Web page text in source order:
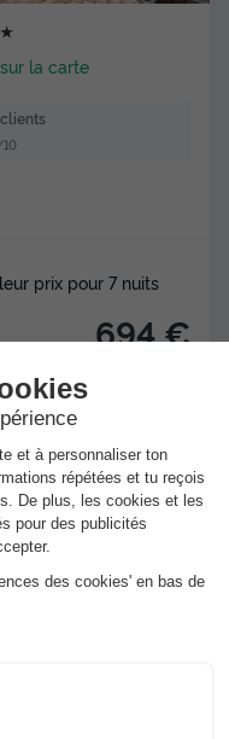
la carte
prix pour 7 nuits
694 €